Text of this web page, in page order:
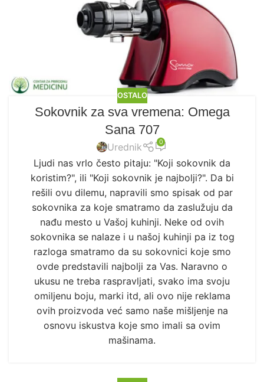
OSTALO
Sokovnik za sva vremena: Omega
Sana 707
Urednik 0
Ljudi nas vrlo često pitaju: "Koji sokovnik da
koristim?", ili "Koji sokovnik je najbolji?". Da bi
rešili ovu dilemu, napravili smo spisak od par
sokovnika za koje smatramo da zaslužuju da
nađu mesto u Vašoj kuhinji. Neke od ovih
sokovnika se nalaze i u našoj kuhinji pa iz tog
razloga smatramo da su sokovnici koje smo
ovde predstavili najbolji za Vas. Naravno o
ukusu ne treba raspravljati, svako ima svoju
omiljenu boju, marki itd, ali ovo nije reklama
ovih proizvoda već samo naše mišljenje na
osnovu iskustva koje smo imali sa ovim
mašinama.